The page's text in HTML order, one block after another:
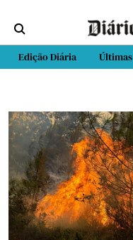
Edição Diária Últimas